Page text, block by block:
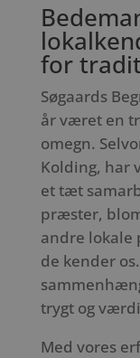
for
Søgaards
år været en
omegn.
Kolding, har
et tæt
præster,
andre lokale
de kender
trygt og
Med vores